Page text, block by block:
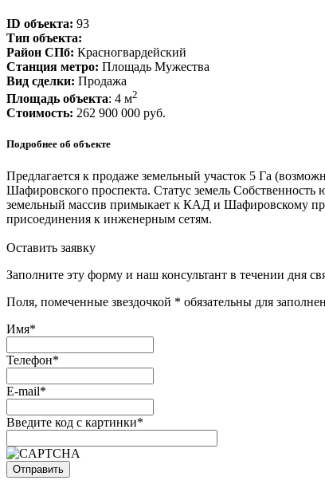
ID объекта: 93
Тип объекта:
Район СПб: Красногвардейский
Станция метро: Площадь Мужества
Вид сделки: Продажа
Площадь объекта: 4 м2
Стоимость: 262 900 000 руб.
Подробнее об объекте
Предлагается к продаже земельный участок 5 Га
Шафировского проспекта. Статус земель
земельный массив примыкает к КАД и Шафировскому
присоединения к инженерным сетям.
Оставить заявку
Заполните эту форму и наш консультант в течении дня
Поля, помеченные звездочкой * обязательны для
Имя*
Телефон*
E-mail*
Введите код с картинки*